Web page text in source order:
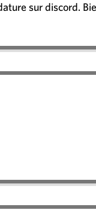
sur discord.